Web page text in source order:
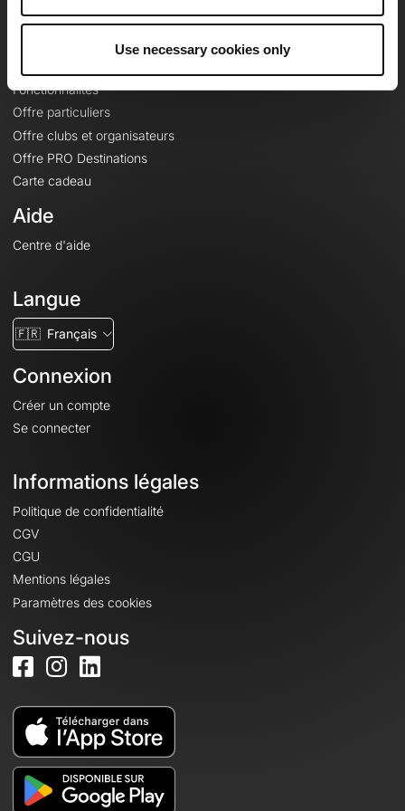
Use necessary cookies only
Fonctionnalités
Offre particuliers
Offre clubs et organisateurs
Offre PRO Destinations
Carte cadeau
Aide
Centre d'aide
Langue
🇫🇷 Français
Connexion
Créer un compte
Se connecter
Informations légales
Politique de confidentialité
CGV
CGU
Mentions légales
Paramètres des cookies
Suivez-nous